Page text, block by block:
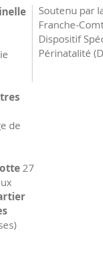
de
27
Soutenu par
Franche-
Dispositif
Périnatalité